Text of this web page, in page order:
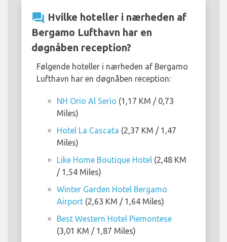
question_answer Hvilke hoteller i nærheden af
Bergamo Lufthavn har en
døgnåben reception?
Følgende hoteller i nærheden af Bergamo
Lufthavn har en døgnåben reception:
NH Orio Al Serio (1,17 KM / 0,73
Miles)
Hotel La Cascata (2,37 KM / 1,47
Miles)
Like Home Boutique Hotel (2,48 KM
/ 1,54 Miles)
Winter Garden Hotel Bergamo
Airport (2,63 KM / 1,64 Miles)
Best Western Hotel Piemontese
(3,01 KM / 1,87 Miles)